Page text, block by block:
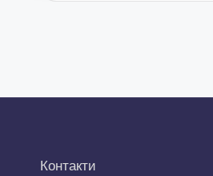
записів
Контакти